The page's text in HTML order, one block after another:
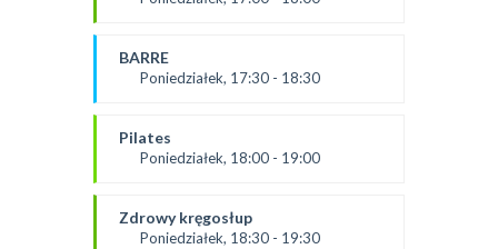
prowadząca:
Żaneta
BARRE
Poniedziałek, 17:30 - 18:30
Aneta J.
SALA 1
Pilates
Poniedziałek, 18:00 - 19:00
Żaneta
*Zajęcia dla dorosłych i dzieci
Zdrowy kręgosłup
Poniedziałek, 18:30 - 19:30